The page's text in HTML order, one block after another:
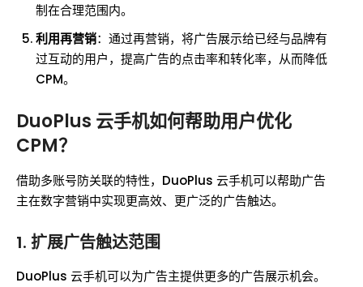
制在合理范围内。
利用再营销：通过再营销，将广告展示给已经与品牌有
过互动的用户，提高广告的点击率和转化率，从而降低
CPM。
DuoPlus 云手机如何帮助用户优化
CPM？
借助多账号防关联的特性，DuoPlus 云手机可以帮助广告
主在数字营销中实现更高效、更广泛的广告触达。
1. 扩展广告触达范围
DuoPlus 云手机可以为广告主提供更多的广告展示机会。